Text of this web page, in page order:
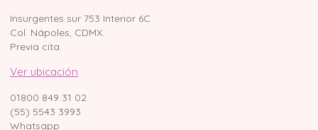
Insurgentes sur 753 Interior 6C
Col. Nápoles, CDMX.
Previa cita.
Ver ubicación
01800 849 31 02
(55) 5543 3993
Whatsapp